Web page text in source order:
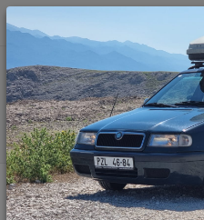
Po - Pá 9:00 - 17:00
Úvod Elektrické naklápění světel
ovladač Octavia